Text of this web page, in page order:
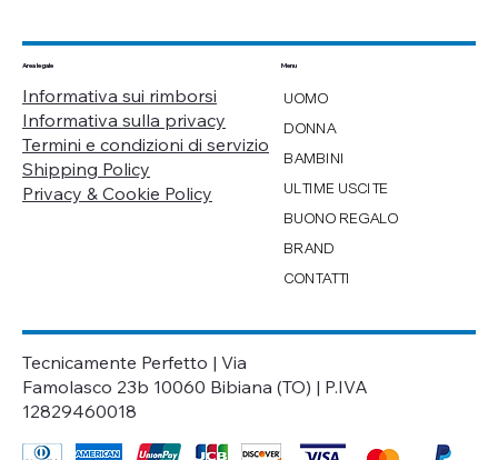
Area legale
Informativa sui rimborsi
Informativa sulla privacy
Termini e condizioni di servizio
Shipping Policy
Privacy & Cookie Policy
Menu
UOMO
DONNA
BAMBINI
ULTIME USCITE
BUONO REGALO
BRAND
CONTATTI
Tecnicamente Perfetto | Via
Famolasco 23b 10060 Bibiana (TO) | P.IVA
12829460018